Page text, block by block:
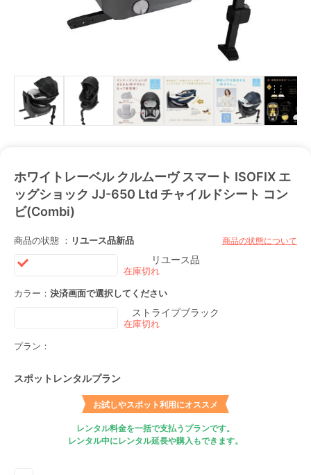
ホワイトレーベル クルムーヴ スマート ISOFIX エ
ッグショック JJ-650 Ltd チャイルドシート コン
ビ(Combi)
商品の状態 ： リユース品新品 商品の状態について
リユース品
カラー： 決済画面で選択してください
ストライプブラック
プラン：
スポットレンタルプラン
お試しやスポット利用にオススメ
レンタル料金を一括で支払うプランです。
レンタル中にレンタル延長や購入もできます。